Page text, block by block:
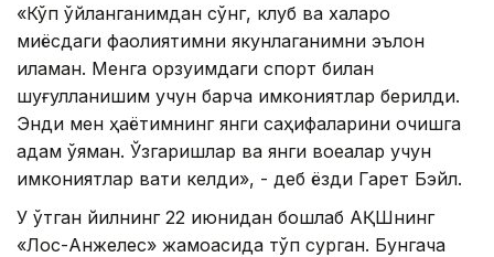
«Кўп ўйланганимдан сўнг, клуб ва халқаро
миқёсдаги фаолиятимни якунлаганимни эълон
қиламан. Менга орзуимдаги спорт билан
шуғулланишим учун барча имкониятлар берилди.
Энди мен ҳаётимнинг янги саҳифаларини очишга
қадам қўяман. Ўзгаришлар ва янги воқеалар учун
имкониятлар вақти келди», - деб ёзди Гарет Бэйл.
У ўтган йилнинг 22 июнидан бошлаб АҚШнинг
«Лос-Анжелес» жамоасида тўп сурган. Бунгача